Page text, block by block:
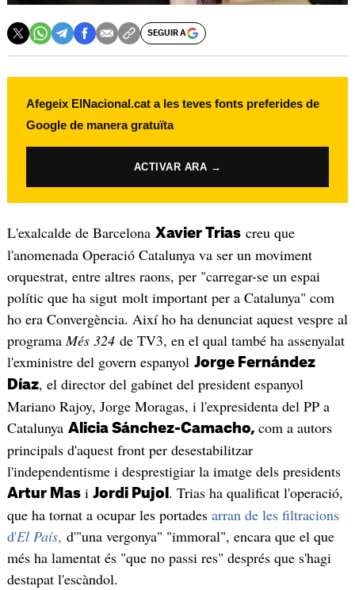
SEGUIR A
Afegeix ElNacional.cat a les teves fonts preferides de
Google de manera gratuïta
ACTIVAR ARA →
L'exalcalde de Barcelona Xavier Triascreu que
l'anomenada Operació Catalunya va ser un moviment
orquestrat, entre altres raons, per "carregar-se un espai
polític que ha sigut molt important per a Catalunya" com
ho era Convergència. Així ho ha denunciat aquest vespre al
programaMés 324de TV3, en el qual també ha assenyalat
l'exministre del govern espanyol Jorge Fernández
Díaz, el director del gabinet del president espanyol
Mariano Rajoy, Jorge Moragas, i l'expresidenta del PP a
Catalunya Alicia Sánchez-Camacho, com a autors
principals d'aquest front per desestabilitzar
l'independentisme i desprestigiar la imatge dels presidents
Artur Masi Jordi Pujol . Trias ha qualificat l'operació,
que ha tornat a ocupar les portades arran de les filtracions
d'El País, d'"una vergonya" "immoral", encara que el que
més ha lamentat és "que no passi res" després que s'hagi
destapat l'escàndol.